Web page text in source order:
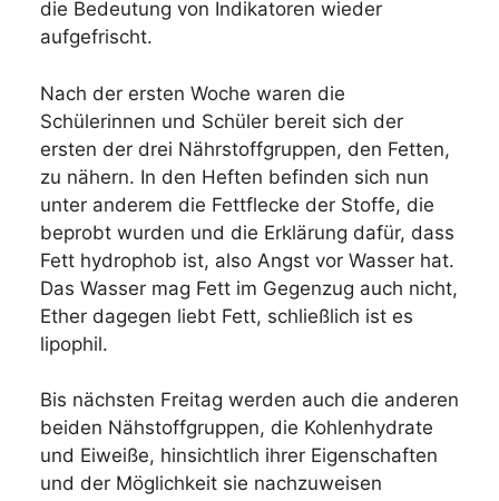
die Bedeutung von Indikatoren wieder
aufgefrischt.
Nach der ersten Woche waren die
Schülerinnen und Schüler bereit sich der
ersten der drei Nährstoffgruppen, den Fetten,
zu nähern. In den Heften befinden sich nun
unter anderem die Fettflecke der Stoffe, die
beprobt wurden und die Erklärung dafür, dass
Fett hydrophob ist, also Angst vor Wasser hat.
Das Wasser mag Fett im Gegenzug auch nicht,
Ether dagegen liebt Fett, schließlich ist es
lipophil.
Bis nächsten Freitag werden auch die anderen
beiden Nähstoffgruppen, die Kohlenhydrate
und Eiweiße, hinsichtlich ihrer Eigenschaften
und der Möglichkeit sie nachzuweisen